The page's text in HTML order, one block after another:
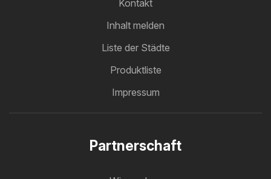
Kontakt
Inhalt melden
Liste der Städte
Produktliste
Impressum
Partnerschaft